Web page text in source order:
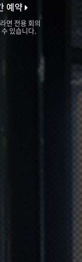
예약
면 전용 회의
있습니다.